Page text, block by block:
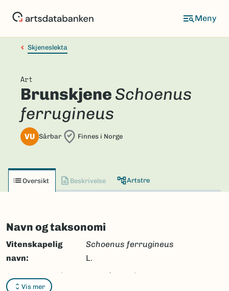
Skjeneslekta
Art
Brunskjene Schoenus
ferrugineus
VU Sårbar Finnes i Norge
Oversikt Beskrivelse Artstre
Navn og taksonomi
Vis mer
Vitenskapelig
navn:
Schoenus ferrugineus
L.
Synonymer:
Chaetospora ferruginea